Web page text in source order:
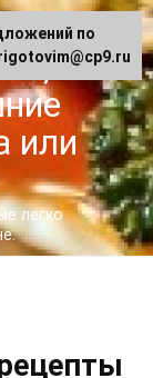
-
или
легко
по